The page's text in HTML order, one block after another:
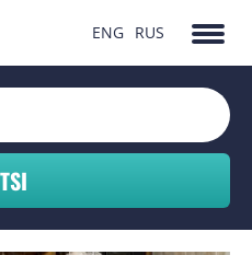
ENG RUS